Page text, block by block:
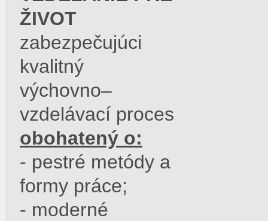
ŽIVOT
zabezpečujúci
kvalitný
výchovno–
vzdelávací proces
obohatený o:
- pestré metódy a
formy práce;
- moderné